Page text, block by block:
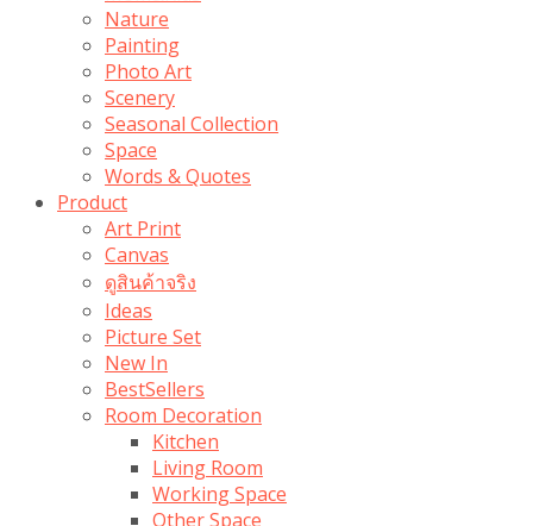
Nature
Painting
Photo Art
Scenery
Seasonal Collection
Space
Words & Quotes
Product
Art Print
Canvas
ดูสินค้าจริง
Ideas
Picture Set
New In
BestSellers
Room Decoration
Kitchen
Living Room
Working Space
Other Space